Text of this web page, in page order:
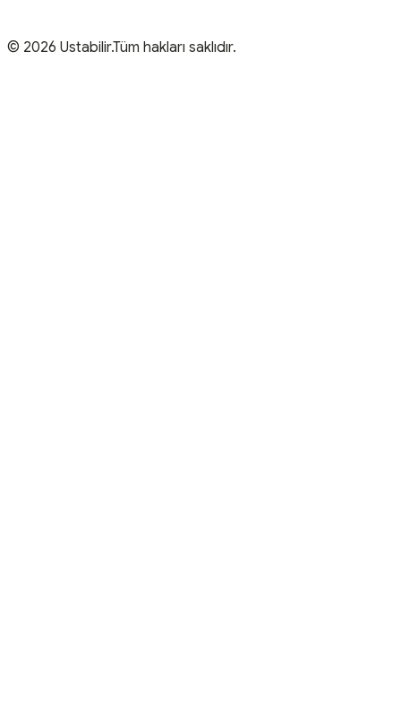
© 2026 Ustabilir.Tüm hakları saklıdır.